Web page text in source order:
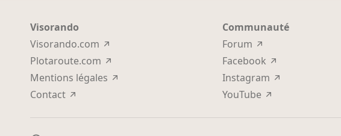
Visorando
Visorando.com
Plotaroute.com
Mentions légales
Contact
Communauté
Forum
Facebook
Instagram
YouTube